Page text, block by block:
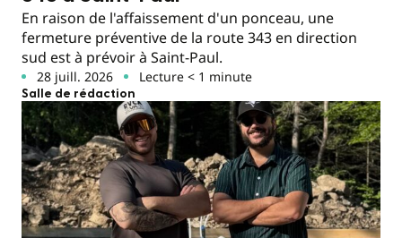
En raison de l'affaissement d'un ponceau, une
fermeture préventive de la route 343 en direction
sud est à prévoir à Saint-Paul.
28 juill. 2026 Lecture < 1 minute
Salle de rédaction